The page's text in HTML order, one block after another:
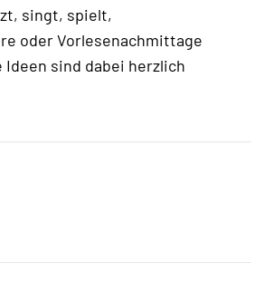
singt, spielt,
oder Vorlesenachmittage
sind dabei herzlich